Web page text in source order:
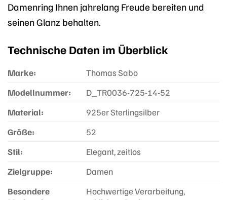
Damenring Ihnen jahrelang Freude bereiten und
seinen Glanz behalten.
Technische Daten im Überblick
Marke:
Thomas Sabo
Modellnummer:
D_TR0036-725-14-52
Material:
925er Sterlingsilber
Größe:
52
Stil:
Elegant, zeitlos
Zielgruppe:
Damen
Besondere
Hochwertige Verarbeitung,